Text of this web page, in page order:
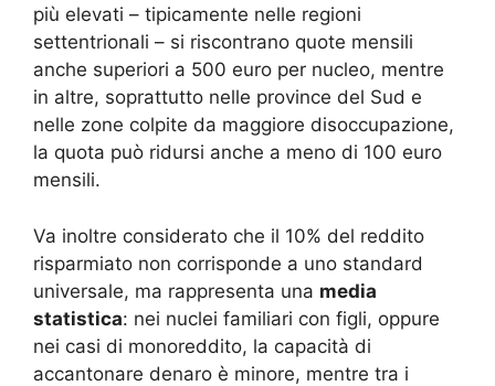
più elevati – tipicamente nelle regioni
settentrionali – si riscontrano quote mensili
anche superiori a 500 euro per nucleo, mentre
in altre, soprattutto nelle province del Sud e
nelle zone colpite da maggiore disoccupazione,
la quota può ridursi anche a meno di 100 euro
mensili.
Va inoltre considerato che il 10% del reddito
risparmiato non corrisponde a uno standard
universale, ma rappresenta una media
statistica: nei nuclei familiari con figli, oppure
nei casi di monoreddito, la capacità di
accantonare denaro è minore, mentre tra i